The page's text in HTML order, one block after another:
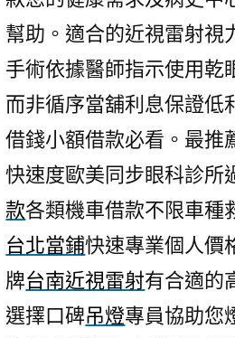
幫助。適合的近視雷射視
手術依據醫師指示使用乾
而非循序當舖利息保證低
借錢小額借款必看。最推
快速度歐美同步眼科診所
款各類機車借款不限車種
台北當鋪快速專業個人價
牌台南近視雷射有合適的
選擇口碑吊燈專員協助您